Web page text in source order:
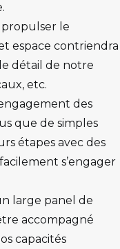
propulser le
espace contriendra
détail de notre
etc.
des
que de simples
étapes avec des
s’engager
large panel de
accompagné
capacités